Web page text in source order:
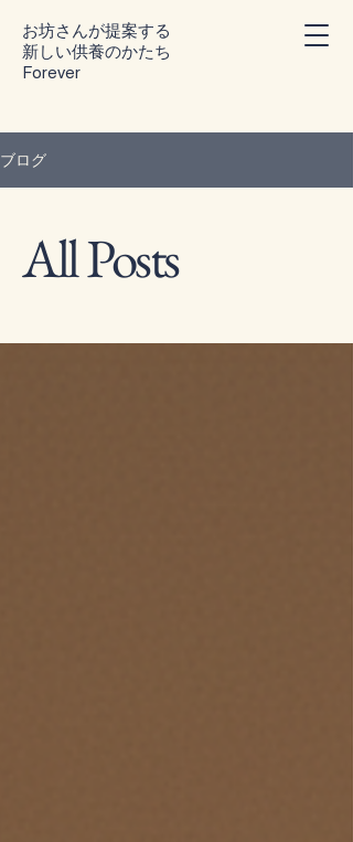
お坊さんが提案する
​新しい供養のかたち
Forever
ブログ
All Posts